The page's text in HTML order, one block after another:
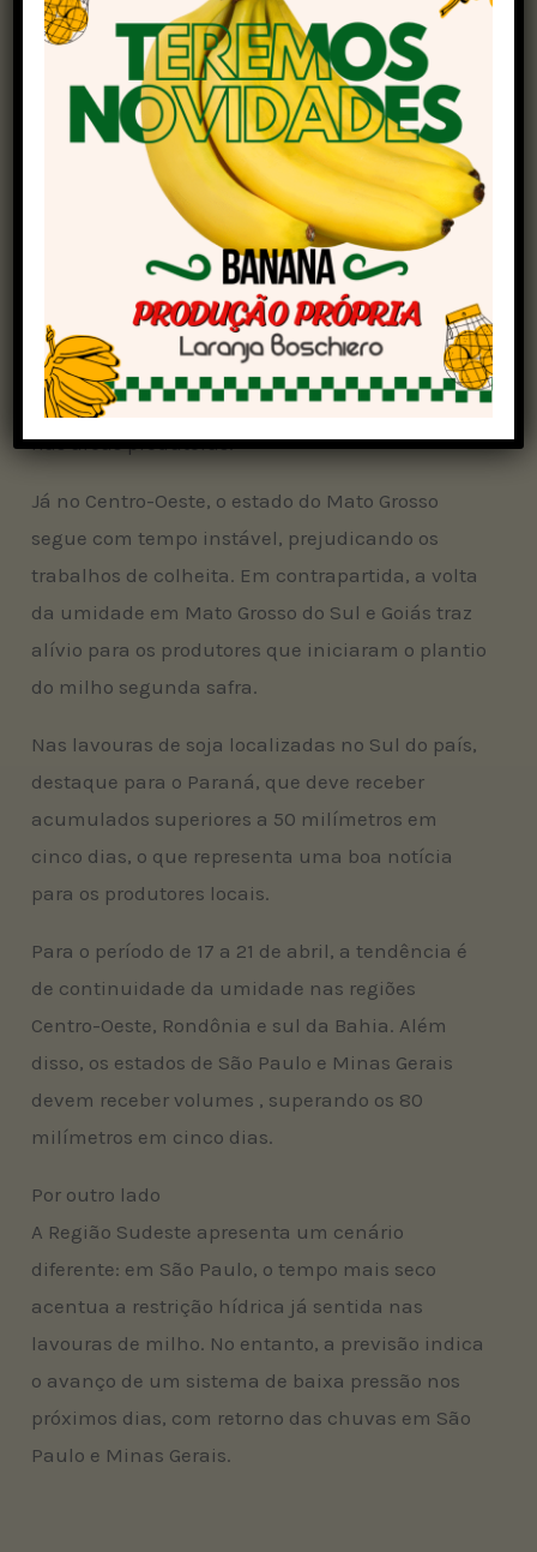
Amazonas devem registrar acumulados
superiores a 70 milímetros em cinco dias. A
condição favorece a manutenção da umidade
do solo, beneficiando áreas ainda em
desenvolvimento, mas continua dificultando o
avanço da colheita da soja.
No Matopiba, os volumes previstos para as
lavouras de soja variam entre 50 e 80
milímetros. A chuva começa a se espalhar de
forma mais abrangente pela Bahia, o que pode
contribuir com o desenvolvimento das lavouras
nas áreas produtoras.
Já no Centro-Oeste, o estado do Mato Grosso
segue com tempo instável, prejudicando os
trabalhos de colheita. Em contrapartida, a volta
da umidade em Mato Grosso do Sul e Goiás traz
alívio para os produtores que iniciaram o plantio
do milho segunda safra.
Nas lavouras de soja localizadas no Sul do país,
destaque para o Paraná, que deve receber
acumulados superiores a 50 milímetros em
cinco dias, o que representa uma boa notícia
para os produtores locais.
Para o período de 17 a 21 de abril, a tendência é
de continuidade da umidade nas regiões
Centro-Oeste, Rondônia e sul da Bahia. Além
disso, os estados de São Paulo e Minas Gerais
devem receber volumes , superando os 80
milímetros em cinco dias.
Por outro lado
A Região Sudeste apresenta um cenário
diferente: em São Paulo, o tempo mais seco
acentua a restrição hídrica já sentida nas
lavouras de milho. No entanto, a previsão indica
o avanço de um sistema de baixa pressão nos
próximos dias, com retorno das chuvas em São
Paulo e Minas Gerais.